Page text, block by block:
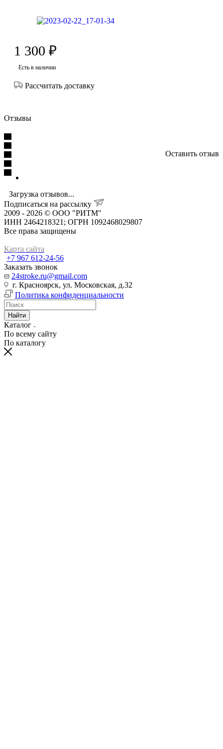
1 300 ₽
Есть в наличии
Рассчитать доставку
Отзывы
Оставить отзыв
Загрузка отзывов...
Подписаться на рассылку
2009 - 2026 © ООО "РИТМ"
ИНН 2464218321; ОГРН 1092468029807
Все права защищены
Карта сайта
+7 967 612-24-56
Заказать звонок
24stroke.ru@gmail.com
г. Красноярск, ул. Московская, д.32
Политика конфиденциальности
Найти
Каталог
По всему сайту
По каталогу